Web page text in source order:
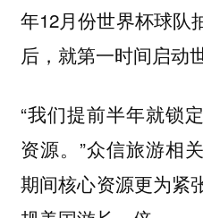
年12月份世界杯球队
后，就第一时间启动
“我们提前半年就锁
资源。”众信旅游相
期间核心资源更为紧